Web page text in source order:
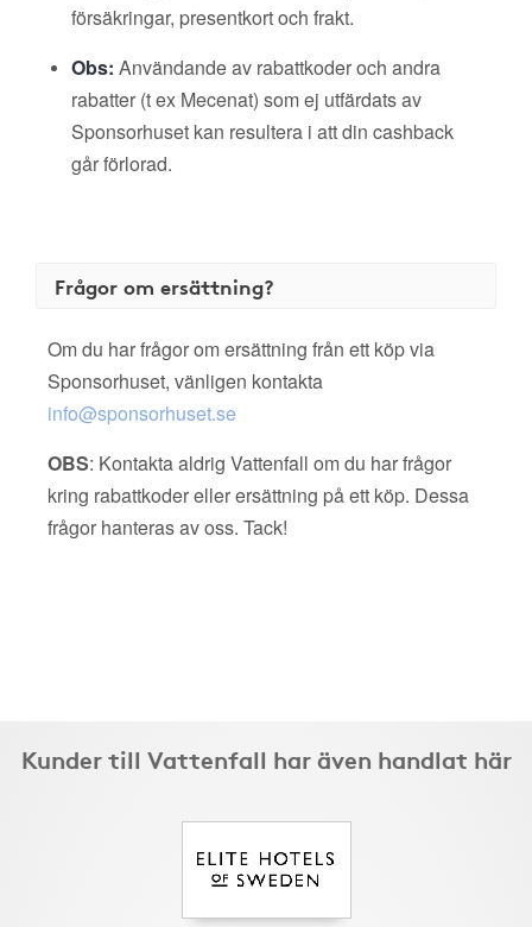
försäkringar, presentkort och frakt.
Obs: Användande av rabattkoder och andra
rabatter (t ex Mecenat) som ej utfärdats av
Sponsorhuset kan resultera i att din cashback
går förlorad.
Frågor om ersättning?
Om du har frågor om ersättning från ett köp via
Sponsorhuset, vänligen kontakta
info@sponsorhuset.se
OBS: Kontakta aldrig Vattenfall om du har frågor
kring rabattkoder eller ersättning på ett köp. Dessa
frågor hanteras av oss. Tack!
Kunder till Vattenfall har även handlat här